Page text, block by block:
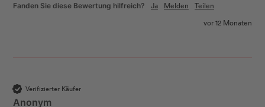
Fanden Sie diese Bewertung hilfreich? Ja Melden
Teilen
vor 12 Monaten
Verifizierter Käufer
Anonym